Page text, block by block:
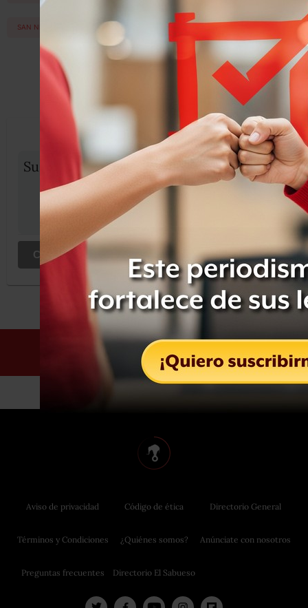
SAN NICOLAS SOBREPESO
OCULTAR COMENTARIOS
Iniciar sesión Registrate
Suscribete para comentar...
COMENTAR
Aviso de privacidad
Términos y Condiciones
Preguntas frecuentes
Código de ética
¿Quiénes somos?
Directorio El Sabueso
Directorio General
Anúnciate con nosotros